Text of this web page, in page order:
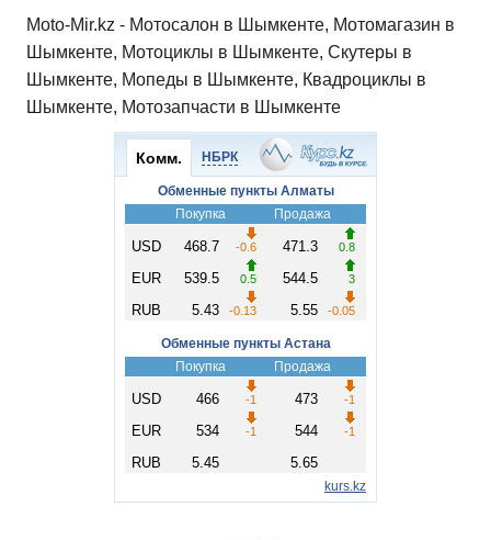
Moto-Mir.kz - Мотосалон в Шымкенте, Мотомагазин в
Шымкенте, Мотоциклы в Шымкенте, Скутеры в
Шымкенте, Мопеды в Шымкенте, Квадроциклы в
Шымкенте, Мотозапчасти в Шымкенте